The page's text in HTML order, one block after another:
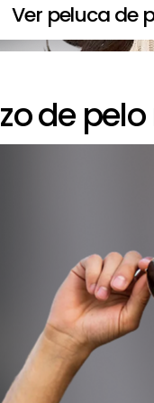
Ver peluca de
de